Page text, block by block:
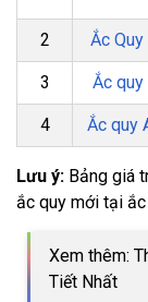
2 Ắc
3 Ắc
4 Ắc quy
Lưu ý: Bảng giá
ắc quy mới tại
Xem thêm:
Tiết Nhất